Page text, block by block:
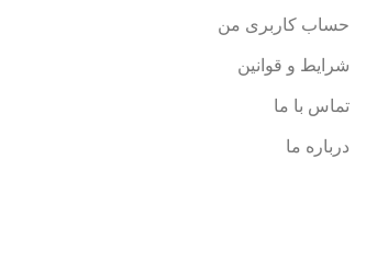
حساب کاربری من
شرایط و قوانین
تماس با ما
درباره ما